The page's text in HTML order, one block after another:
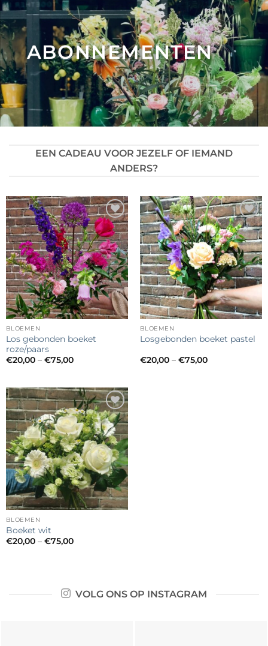
ABONNEMENTEN
EEN CADEAU VOOR JEZELF OF IEMAND
ANDERS?
Toevoegen
aan
verlanglijst
BLOEMEN
Los gebonden boeket
roze/paars
€20,00– €75,00
Toevoegen
aan
verlanglijst
BLOEMEN
Losgebonden boeket pastel
€20,00– €75,00
Toevoegen
aan
verlanglijst
BLOEMEN
Boeket wit
€20,00– €75,00
VOLG ONS OP INSTAGRAM